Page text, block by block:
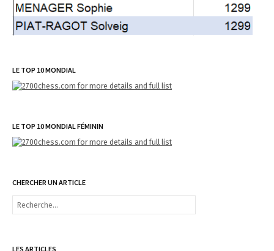
LE TOP 10 MONDIAL
LE TOP 10 MONDIAL FÉMININ
CHERCHER UN ARTICLE
R
LES ARTICLES